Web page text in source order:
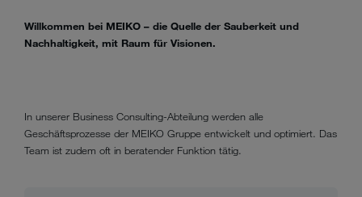
Willkommen bei MEIKO – die Quelle der Sauberkeit und
Nachhaltigkeit, mit Raum für Visionen.
In unserer Business Consulting-Abteilung werden alle
Geschäftsprozesse der MEIKO Gruppe entwickelt und optimiert. Das
Team ist zudem oft in beratender Funktion tätig.